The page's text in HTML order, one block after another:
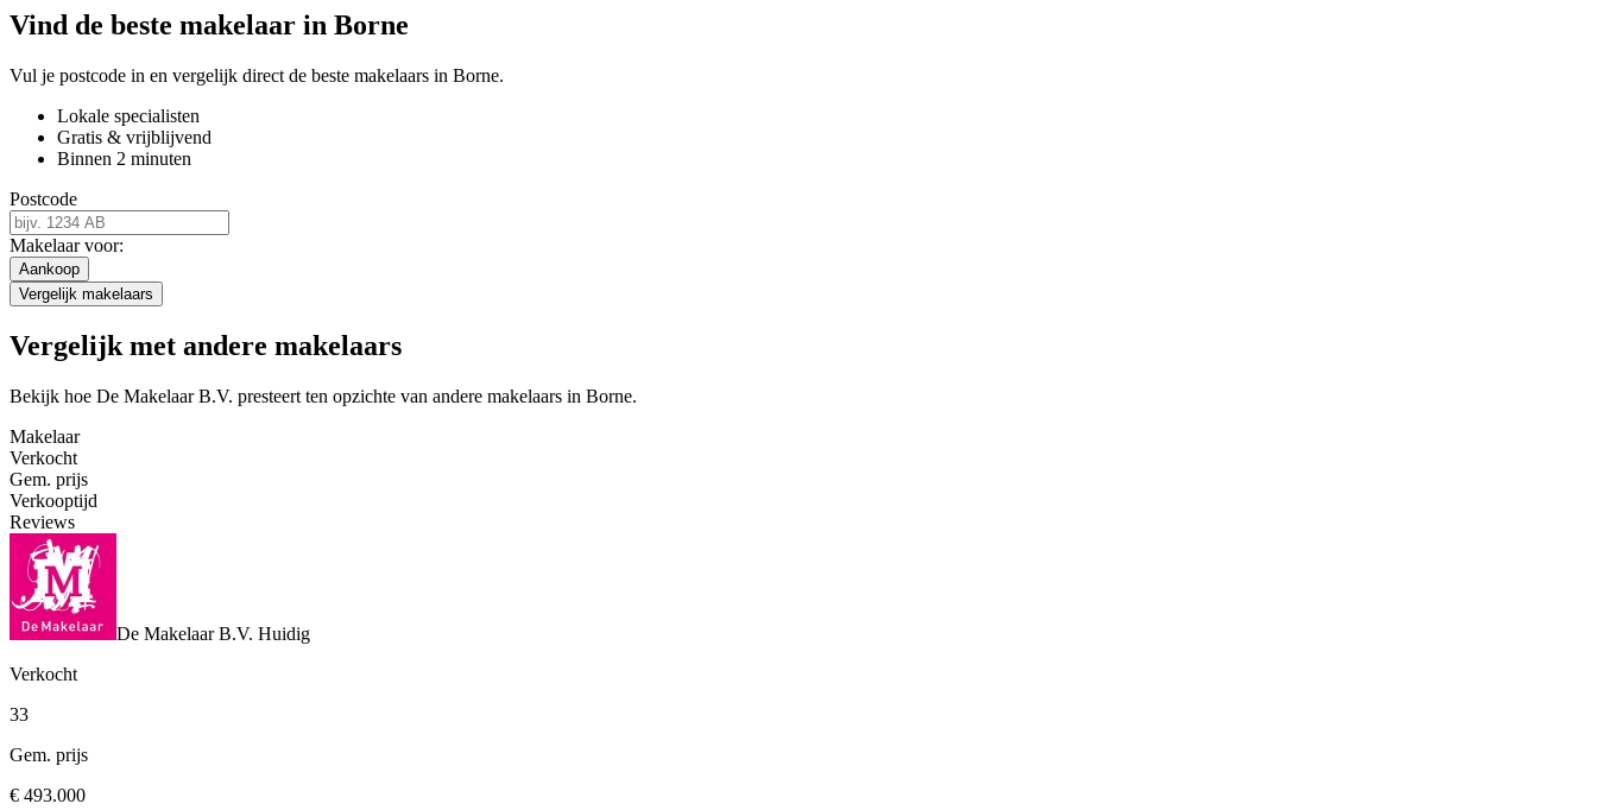
Vind de beste makelaar in Borne
Vul je postcode in en vergelijk direct de beste makelaars in Borne.
Lokale specialisten
Gratis & vrijblijvend
Binnen 2 minuten
Postcode
Makelaar voor:
Aankoop
Vergelijk makelaars
Vergelijk met andere makelaars
Bekijk hoe De Makelaar B.V. presteert ten opzichte van andere makelaars in Borne.
Makelaar
Verkocht
Gem. prijs
Verkooptijd
Reviews
De Makelaar B.V. Huidig
Verkocht
33
Gem. prijs
€ 493.000